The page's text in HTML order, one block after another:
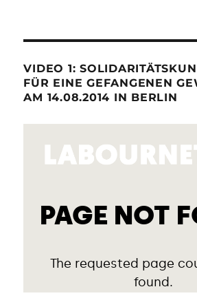
VIDEO 1:
FÜR EINE GEFANGENEN
AM 14.08.2014 IN BERLIN